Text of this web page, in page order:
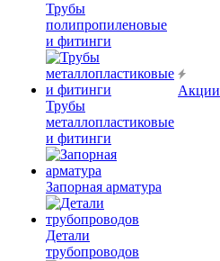
Трубы
полипропиленовые
и фитинги
Трубы
металлопластиковые
и фитинги
Запорная арматура
Детали
трубопроводов
Акции